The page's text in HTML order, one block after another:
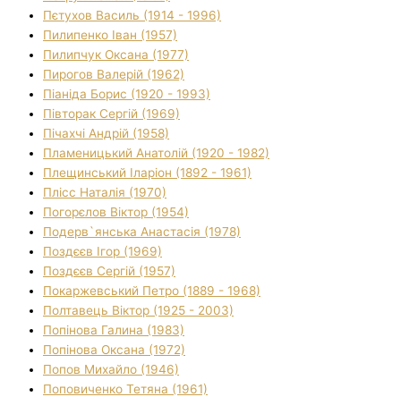
Пєтухов Василь (1914 - 1996)
Пилипенко Іван (1957)
Пилипчук Оксана (1977)
Пирогов Валерій (1962)
Піаніда Борис (1920 - 1993)
Півторак Сергій (1969)
Пічахчі Андрій (1958)
Пламеницький Анатолій (1920 - 1982)
Плещинський Іларіон (1892 - 1961)
Плісс Наталія (1970)
Погорєлов Віктор (1954)
Подерв`янська Анастасія (1978)
Поздєєв Ігор (1969)
Поздєєв Сергій (1957)
Покаржевський Петро (1889 - 1968)
Полтавець Віктор (1925 - 2003)
Попінова Галина (1983)
Попінова Оксана (1972)
Попов Михайло (1946)
Поповиченко Тетяна (1961)